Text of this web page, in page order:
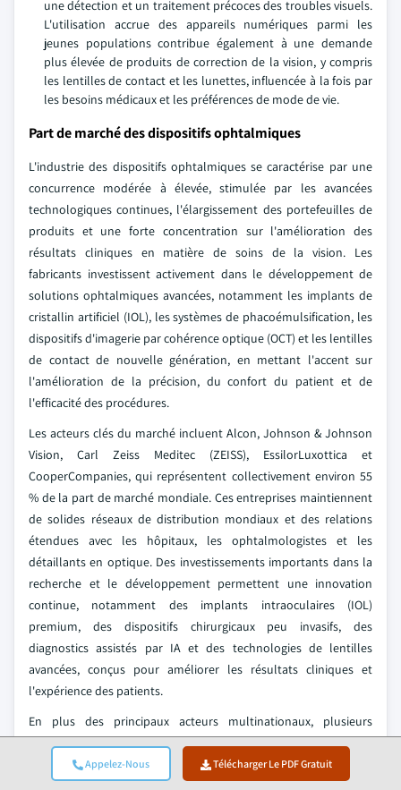
Appelez-Nous Télécharger Le PDF Gratuit
une détection et un traitement précoces des troubles visuels.
L'utilisation accrue des appareils numériques parmi les
jeunes populations contribue également à une demande
plus élevée de produits de correction de la vision, y compris
les lentilles de contact et les lunettes, influencée à la fois par
les besoins médicaux et les préférences de mode de vie.
Part de marché des dispositifs ophtalmiques
L'industrie des dispositifs ophtalmiques se caractérise par une
concurrence modérée à élevée, stimulée par les avancées
technologiques continues, l'élargissement des portefeuilles de
produits et une forte concentration sur l'amélioration des
résultats cliniques en matière de soins de la vision. Les
fabricants investissent activement dans le développement de
solutions ophtalmiques avancées, notamment les implants de
cristallin artificiel (IOL), les systèmes de phacoémulsification, les
dispositifs d'imagerie par cohérence optique (OCT) et les lentilles
de contact de nouvelle génération, en mettant l'accent sur
l'amélioration de la précision, du confort du patient et de
l'efficacité des procédures.
Les acteurs clés du marché incluent Alcon, Johnson & Johnson
Vision, Carl Zeiss Meditec (ZEISS), EssilorLuxottica et
CooperCompanies, qui représentent collectivement environ 55
% de la part de marché mondiale. Ces entreprises maintiennent
de solides réseaux de distribution mondiaux et des relations
étendues avec les hôpitaux, les ophtalmologistes et les
détaillants en optique. Des investissements importants dans la
recherche et le développement permettent une innovation
continue, notamment des implants intraoculaires (IOL)
premium, des dispositifs chirurgicaux peu invasifs, des
diagnostics assistés par IA et des technologies de lentilles
avancées, conçus pour améliorer les résultats cliniques et
l'expérience des patients.
En plus des principaux acteurs multinationaux, plusieurs
entreprises régionales et spécialisées contribuent à la
concurrence sur le marché en proposant des instruments de
diagnostic rentables, des dispositifs chirurgicaux et des produits